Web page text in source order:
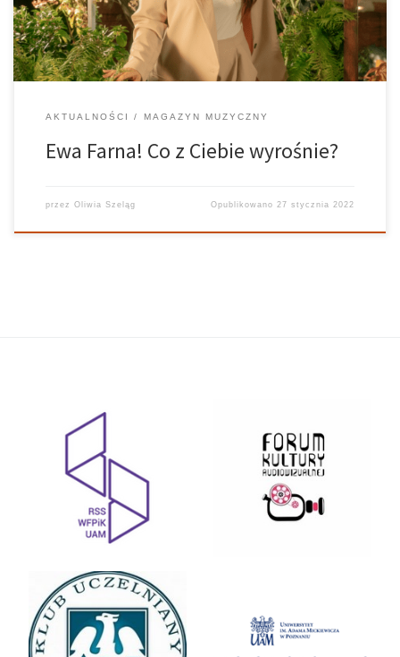
AKTUALNOŚCI MAGAZYN MUZYCZNY
Ewa Farna! Co z Ciebie wyrośnie?
przez Oliwia Szeląg Opublikowano 27 stycznia 2022